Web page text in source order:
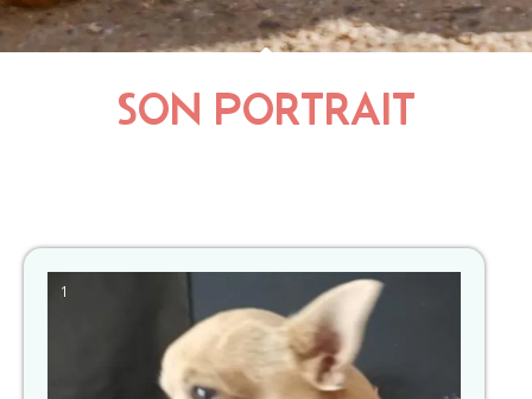
SON PORTRAIT
1